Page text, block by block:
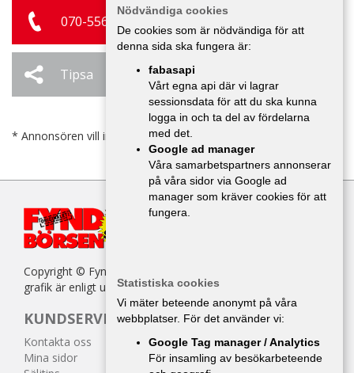
070-556 50 04
Tipsa
* Annonsören vill inte bli kontaktad av försäljare.
Copyright © Fyndbörsen. All kopiering av texter, bilder eller
grafik är enligt upphovsrättslagen förbjuden.
KUNDSERVICE
Kontakta oss
Mina sidor
Nödvändiga cookies
De cookies som är nödvändiga för att
denna sida ska fungera är:
fabasapi
Vårt egna api där vi lagrar
sessionsdata för att du ska kunna
logga in och ta del av fördelarna
med det.
Google ad manager
Våra samarbetspartners annonserar
på våra sidor via Google ad
manager som kräver cookies för att
fungera.
Statistiska cookies
Vi mäter beteende anonymt på våra
webbplatser. För det använder vi:
Google Tag manager / Analytics
För insamling av besökarbeteende